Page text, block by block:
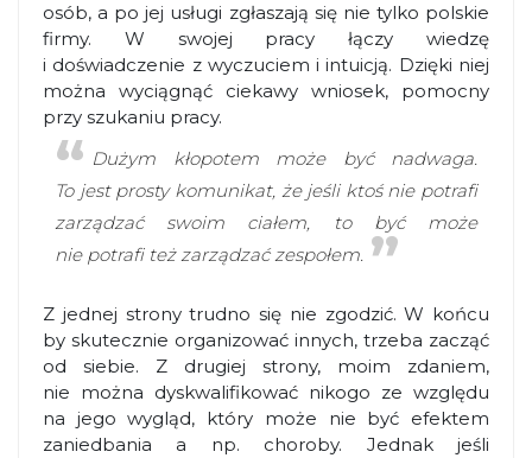
osób, a po jej usługi zgłaszają się nie tylko polskie
firmy. W swojej pracy łączy wiedzę
i doświadczenie z wyczuciem i intuicją. Dzięki niej
można wyciągnąć ciekawy wniosek, pomocny
przy szukaniu pracy.
Dużym kłopotem może być nadwaga.
To jest prosty komunikat, że jeśli ktoś nie potrafi
zarządzać swoim ciałem, to być może
nie potrafi też zarządzać zespołem.
Z jednej strony trudno się nie zgodzić. W końcu
by skutecznie organizować innych, trzeba zacząć
od siebie. Z drugiej strony, moim zdaniem,
nie można dyskwalifikować nikogo ze względu
na jego wygląd, który może nie być efektem
zaniedbania a np. choroby. Jednak jeśli